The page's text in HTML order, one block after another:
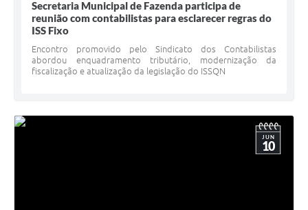
Secretaria Municipal de Fazenda participa de
reunião com contabilistas para esclarecer regras do
ISS Fixo
Encontro promovido pelo Sindicato dos Contabilistas
abordou enquadramento tributário, modernização da
fiscalização e atualização da legislação do ISSQN
JUN
10